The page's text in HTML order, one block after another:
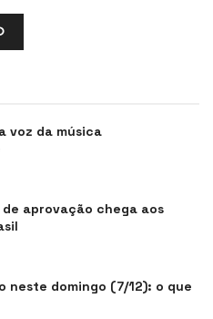
voz da música
de aprovação chega aos
neste domingo (7/12): o que